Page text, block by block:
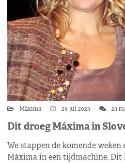
Máxima 29 jul 2023 23
Dit droeg Máxima in
We stappen de komende weken
Máxima in een tijdmachine. Dit